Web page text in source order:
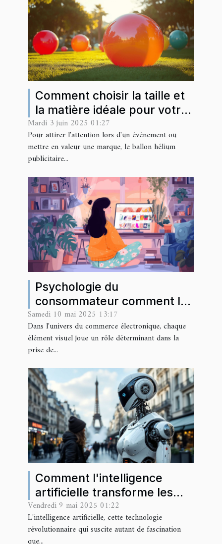
Comment choisir la taille et
la matière idéale pour votre
ballon hélium publicitaire
Mardi 3 juin 2025 01:27
Pour attirer l'attention lors d'un événement ou
mettre en valeur une marque, le ballon hélium
publicitaire...
Psychologie du
consommateur comment le
couleur et le design
influencent les achats en
ligne
Samedi 10 mai 2025 13:17
Dans l'univers du commerce électronique, chaque
élément visuel joue un rôle déterminant dans la
prise de...
Comment l'intelligence
artificielle transforme les
opérations commerciales en
France
Vendredi 9 mai 2025 01:22
L'intelligence artificielle, cette technologie
révolutionnaire qui suscite autant de fascination